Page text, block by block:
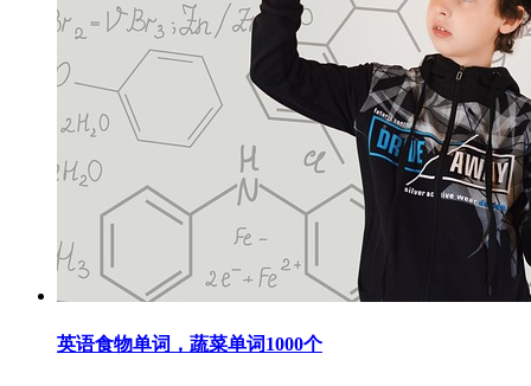
英语食物单词，蔬菜单词1000个